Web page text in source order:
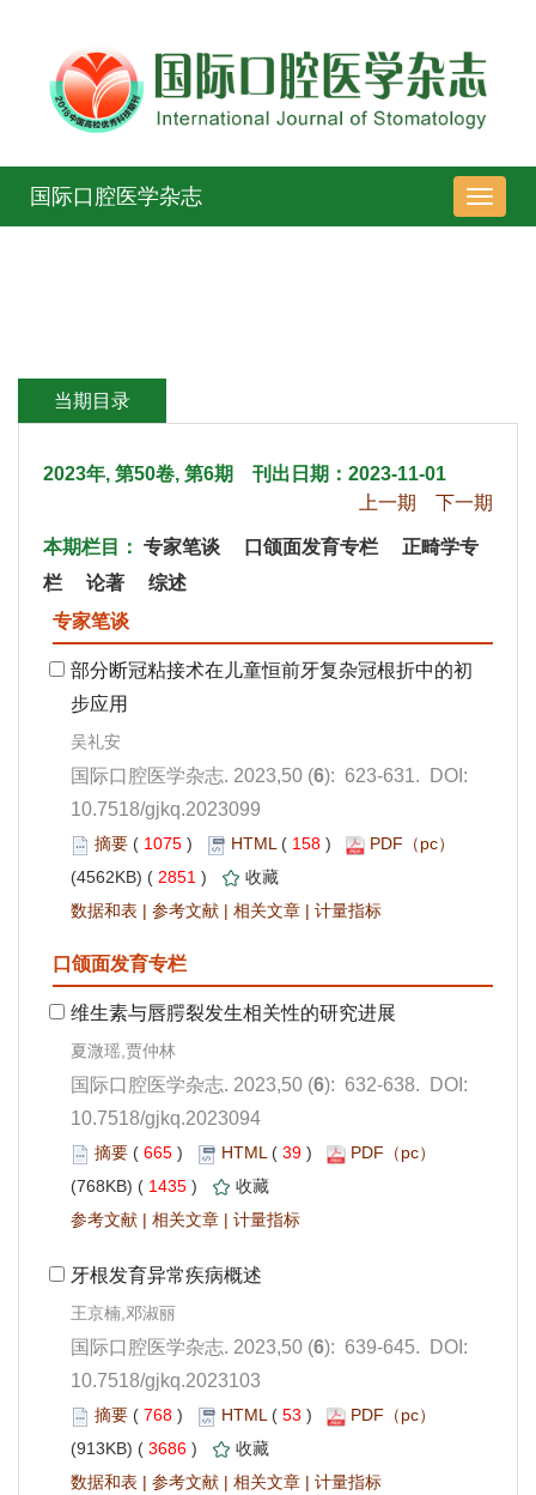
2023年, 第50卷, 第6期 刊出日期：2023-11-01
): 623-631. DOI:
10.7518/gjkq.2023099
1075 ) 158 )
2851 )
|
| |
): 632-638. DOI:
10.7518/gjkq.2023094
665 ) 39 )
1435 )
|
|
): 639-645. DOI:
10.7518/gjkq.2023103
768 ) 53 )
3686 )
|
| |